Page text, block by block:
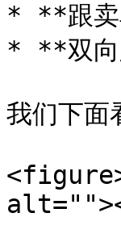
* **跟卖
* **双向
我们下面